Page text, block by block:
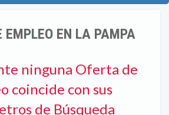
EMPLEO EN LA PAMPA
ninguna Oferta de
coincide con sus
de Búsqueda